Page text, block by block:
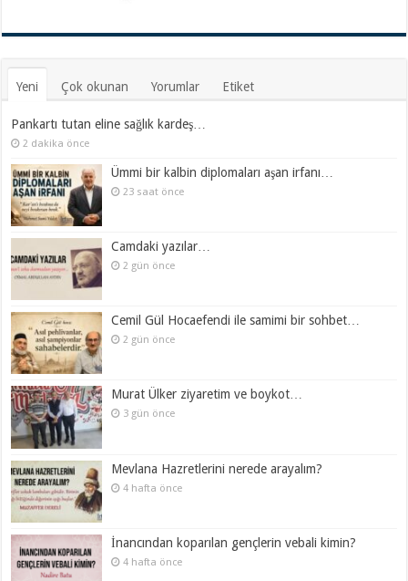
Yeni Çok okunan Yorumlar Etiket
Pankartı tutan eline sağlık kardeş…
2 dakika önce
Ümmi bir kalbin diplomaları aşan irfanı…
23 saat önce
Camdaki yazılar…
2 gün önce
Cemil Gül Hocaefendi ile samimi bir sohbet…
2 gün önce
Murat Ülker ziyaretim ve boykot…
3 gün önce
Mevlana Hazretlerini nerede arayalım?
4 hafta önce
İnancından koparılan gençlerin vebali kimin?
4 hafta önce